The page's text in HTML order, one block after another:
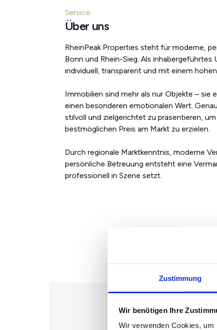
Zustimmung
Wir benötigen Ihre
Wir verwenden Cookies,
Service
Über uns
RheinPeak Properties steht für moderne,
Bonn und Rhein-Sieg. Als
individuell, transparent und mit einem
Immobilien sind mehr als nur Objekte –
einen besonderen emotionalen Wert.
stilvoll und zielgerichtet zu präsentieren,
bestmöglichen Preis am Markt zu erzielen.
Durch regionale Marktkenntnis, moderne
persönliche Betreuung entsteht eine
professionell in Szene setzt.